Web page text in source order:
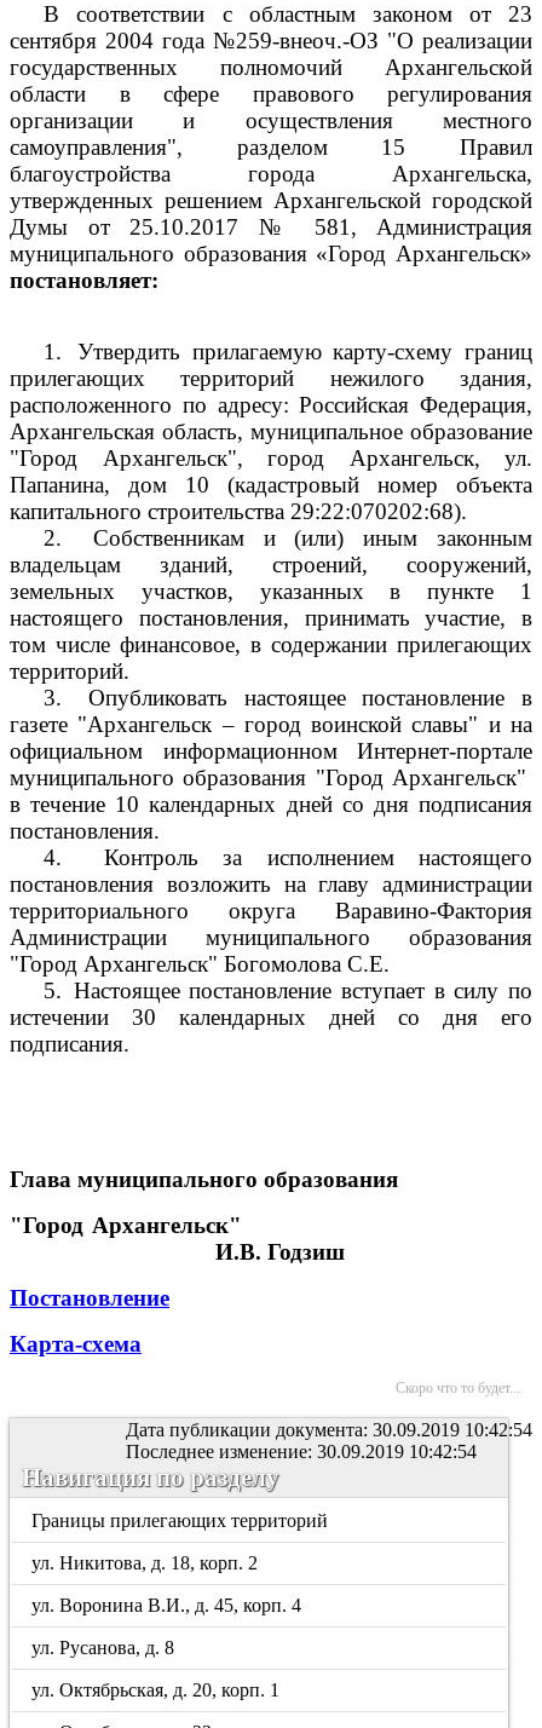
В соответствии с областным законом от 23
сентября 2004 года №259-внеоч.-ОЗ "О реализации
государственных полномочий Архангельской
области в сфере правового регулирования
организации и осуществления местного
самоуправления", разделом 15 Правил
благоустройства города Архангельска,
утвержденных решением Архангельской городской
Думы от 25.10.2017 № 581, Администрация
муниципального образования «Город Архангельск»
постановляет:
1.
Утвердить прилагаемую карту-схему границ
прилегающих территорий нежилого здания,
расположенного по адресу: Российская Федерация,
Архангельская область, муниципальное образование
"Город Архангельск", город Архангельск, ул.
Папанина, дом 10 (кадастровый номер объекта
капитального строительства 29:22:070202:68).
2.
Собственникам и (или) иным законным
владельцам зданий, строений, сооружений,
земельных участков, указанных в пункте 1
настоящего постановления, принимать участие, в
том числе финансовое, в содержании прилегающих
территорий.
3.
Опубликовать настоящее постановление в
газете "Архангельск – город воинской славы" и на
официальном информационном Интернет-портале
муниципального образования "Город Архангельск"
в течение 10 календарных дней со дня подписания
постановления.
4.
Контроль за исполнением настоящего
постановления возложить на главу администрации
территориального округа Варавино-Фактория
Администрации муниципального образования
"Город Архангельск" Богомолова С.Е.
5. Настоящее постановление вступает в силу по
истечении 30 календарных дней со дня его
подписания.
Глава муниципального образования
"Город Архангельск"
И.В. Годзиш
Постановление
Карта-схема
Скоро что то будет...
Дата публикации документа: 30.09.2019 10:42:54
Последнее изменение: 30.09.2019 10:42:54
Навигация по разделу
Границы прилегающих территорий
ул. Никитова, д. 18, корп. 2
ул. Воронина В.И., д. 45, корп. 4
ул. Русанова, д. 8
ул. Октябрьская, д. 20, корп. 1